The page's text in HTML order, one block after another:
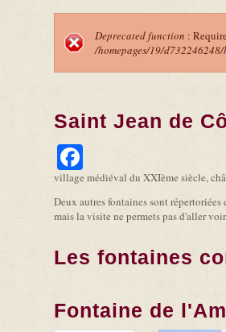
Message
Deprecated function :
/homepages/19/
Saint Jean de
village médiéval du XXIème siècle,
Deux autres fontaines sont
mais la visite ne permets pas d'aller
Les fontaines
Fontaine de